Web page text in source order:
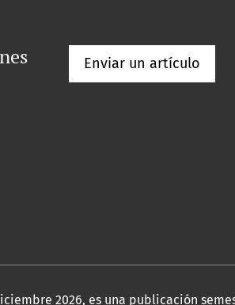
Enviar un artículo
2026, es una publicación